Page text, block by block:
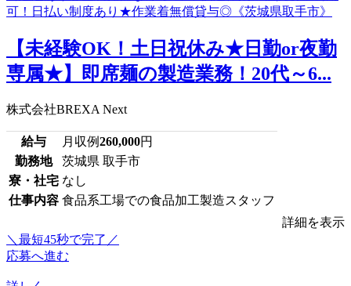
【未経験OK！土日祝休み★日勤or夜勤
専属★】即席麺の製造業務！20代～6...
株式会社BREXA Next
給与 月収例260,000円
勤務地
茨城県 取手市
寮・社宅 なし
仕事内容 食品系工場での食品加工製造スタッフ
詳細を表示
＼最短45秒で完了／
応募へ進む